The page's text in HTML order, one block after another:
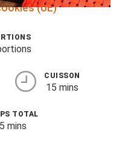
(UE)
CUISSON
15 mins
TOTAL
mins